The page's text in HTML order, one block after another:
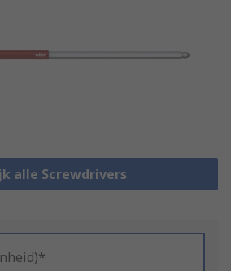
alle Screwdrivers